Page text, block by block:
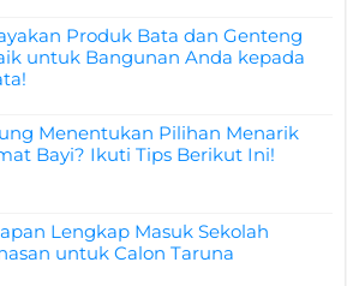
Produk Bata dan Genteng
untuk Bangunan Anda kepada
Menentukan Pilihan Menarik
Bayi? Ikuti Tips Berikut Ini!
Lengkap Masuk Sekolah
untuk Calon Taruna